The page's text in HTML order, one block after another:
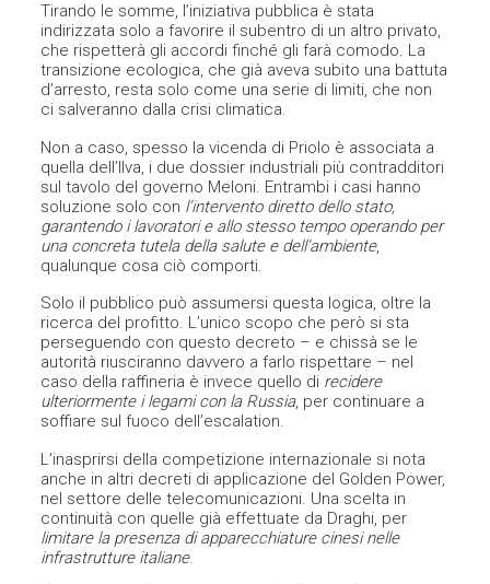
Tirando le somme, l’iniziativa pubblica è stata
indirizzata solo a favorire il subentro di un altro privato,
che rispetterà gli accordi finché gli farà comodo. La
transizione ecologica, che già aveva subito una battuta
d’arresto, resta solo come una serie di limiti, che non
ci salveranno dalla crisi climatica.
Non a caso, spesso la vicenda di Priolo è associata a
quella dell’Ilva, i due dossier industriali più contradditori
sul tavolo del governo Meloni. Entrambi i casi hanno
soluzione solo con l’intervento diretto dello stato,
garantendo i lavoratori e allo stesso tempo operando per
una concreta tutela della salute e dell’ambiente,
qualunque cosa ciò comporti.
Solo il pubblico può assumersi questa logica, oltre la
ricerca del profitto. L’unico scopo che però si sta
perseguendo con questo decreto – e chissà se le
autorità riusciranno davvero a farlo rispettare – nel
caso della raffineria è invece quello di recidere
ulteriormente i legami con la Russia, per continuare a
soffiare sul fuoco dell’escalation.
L’inasprirsi della competizione internazionale si nota
anche in altri decreti di applicazione del Golden Power,
nel settore delle telecomunicazioni. Una scelta in
continuità con quelle già effettuate da Draghi, per
limitare la presenza di apparecchiature cinesi nelle
infrastrutture italiane.